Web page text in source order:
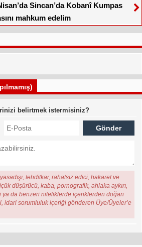
Sincan’da Kobanî Kumpas
mahkum edelim
belirtmek istermisiniz?
tehditkar, rahatsız edici, hakaret ve
düşürücü, kaba, pornografik, ahlaka aykırı,
ya da benzeri niteliklerde içeriklerden doğan
idari sorumluluk içeriği gönderen Üye/Üyeler’e